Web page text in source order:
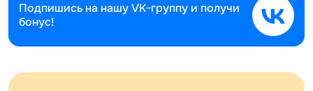
Подпишись на нашуVK-группу и получи
бонус!